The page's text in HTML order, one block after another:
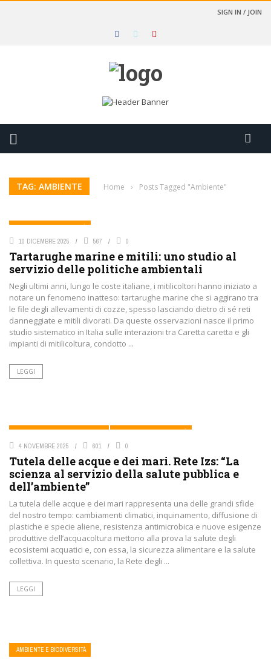
SIGN IN / JOIN
TAG: AMBIENTE Home › Posts Tagged "Ambiente"
AMBIENTE E BIODIVERSITÀ
10 DICEMBRE 2025 567 0
Tartarughe marine e mitili: uno studio al
servizio delle politiche ambientali
Negli ultimi anni, lungo le coste italiane, i mitilicoltori hanno iniziato a
notare un fenomeno inatteso: tartarughe marine che si aggirano tra
le file degli allevamenti di cozze, spesso lasciando dietro di sé reti
danneggiate e mitili divorati. Da queste osservazioni nasce il primo
studio sistematico in Italia sulle interazioni tra Caretta caretta e gli
impianti di mitilicoltura, condotto ...
LEGGI
ACQUACOLTURA E PRODOTTI ITTICI AMBIENTE E BIODIVERSITÀ
4 NOVEMBRE 2025 601 0
Tutela delle acque e dei mari. Rete Izs: “La
scienza al servizio della salute pubblica e
dell’ambiente”
La tutela delle acque e dei mari rappresenta una delle grandi sfide
del nostro tempo: cambiamenti climatici, inquinamento, diffusione di
plastiche e specie aliene, resistenza antimicrobica e nuove esigenze
produttive dell’acquacoltura mettono alla prova la salute degli
ecosistemi acquatici e, con essa, la sicurezza alimentare e la salute
collettiva. In questo scenario, la Rete degli ...
LEGGI
AMBIENTE E BIODIVERSITÀ